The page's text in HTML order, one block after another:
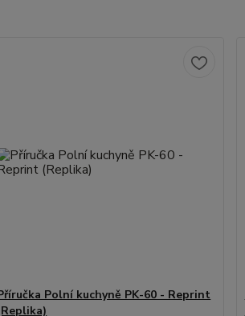
Polní kuchyně PK-60 - Reprint